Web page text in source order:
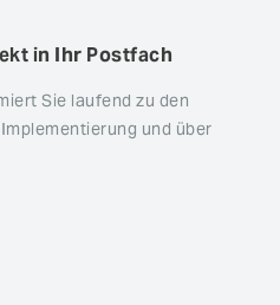
in Ihr Postfach
Sie laufend zu den
und über